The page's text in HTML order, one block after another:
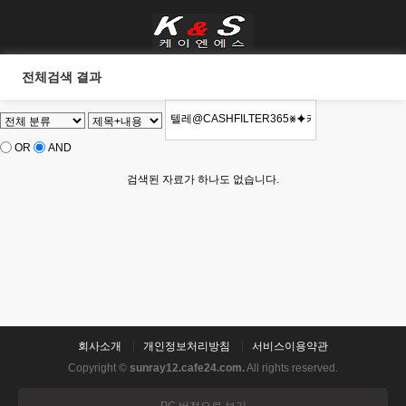
전체검색 결과
OR AND
검색된 자료가 하나도 없습니다.
회사소개 개인정보처리방침
서비스이용약관
Copyright © sunray12.cafe24.com.All rights reserved.